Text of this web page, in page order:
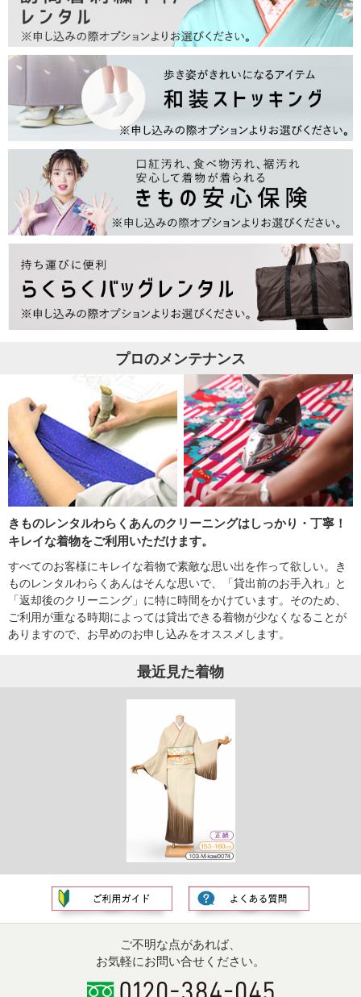
プロのメンテナンス
きものレンタルわらくあんのクリーニングはしっかり・丁寧！
キレイな着物をご利用いただけます。
すべてのお客様にキレイな着物で素敵な思い出を作って欲しい。き
ものレンタルわらくあんはそんな思いで、「貸出前のお手入れ」と
「返却後のクリーニング」に特に時間をかけています。そのため、
ご利用が重なる時期によっては貸出できる着物が少なくなることが
ありますので、お早めのお申し込みをオススメします。
最近見た着物
ご不明な点があれば、
お気軽にお問い合せください。